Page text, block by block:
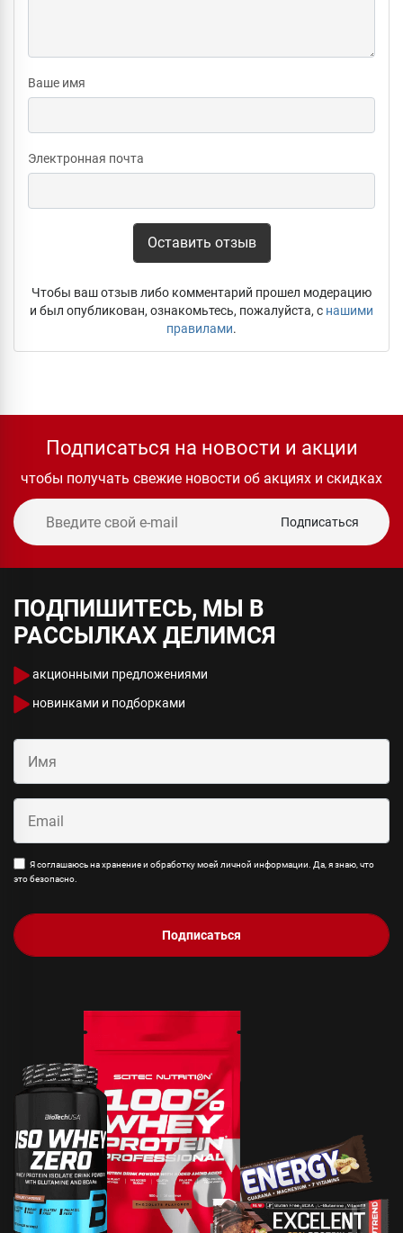
Ваше имя
Электронная почта
Оставить отзыв
Чтобы ваш отзыв либо комментарий прошел модерацию
и был опубликован, ознакомьтесь, пожалуйста, с нашими
правилами.
Подписаться на новости и акции
чтобы получать свежие новости об акциях и скидках
Подписаться
ПОДПИШИТЕСЬ, МЫ В
РАССЫЛКАХ ДЕЛИМСЯ
акционными предложениями
новинками и подборками
Я соглашаюсь на хранение и обработку моей личной информации. Да, я знаю, что
это безопасно.
Подписаться